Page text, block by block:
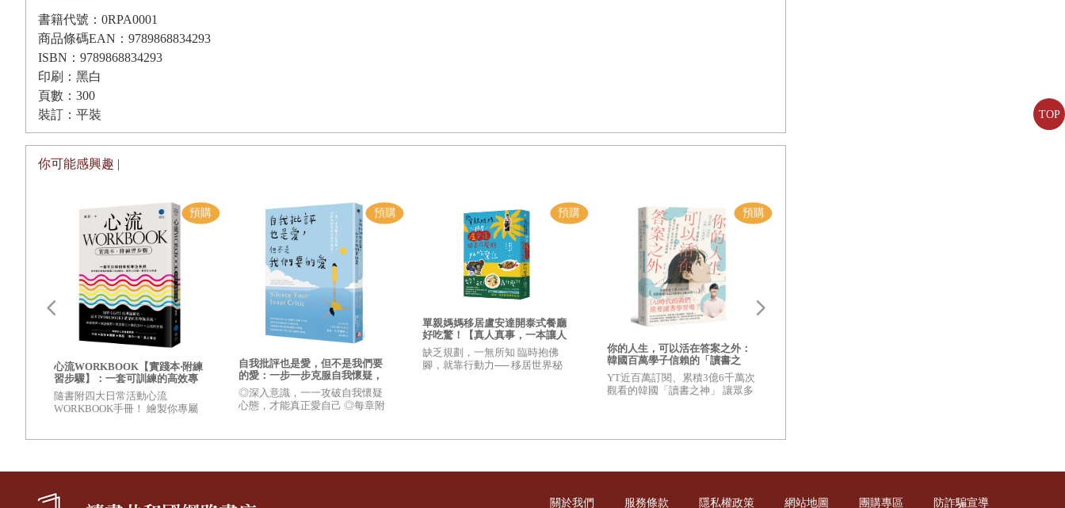
TOP
上，舊的願望正被新的取代。安逸和權力不再能激勵人們前進，就連那些生活在貧困裡的人們也是如此。新的目標是靈性的成長。一種新的意識正在千百萬人的內
在升起，我們認識到自己不僅僅是身體和思想、酶和分子，每一個人都不只是宇宙中暫時的存在體。
這種意識正在轉變人類的經驗。當這個過程發生時，去探索意識的每一個層面，並培養致力於對生命做出最大貢獻的決心，就會取代掩蓋痛苦情緒的願望。而
這有賴於情緒的覺察。
八年前我認識琳達不久後，她對我說：「親愛的，語言只是我的第二種交流方式」。到現在，我們已經共同完成了一本書。琳達的語言是親密關係，她擅長感受式
的交流――她對別人很敏感，能知道別人的感受，在情感的海洋裡她自信地暢遊。在我們的合作中，她的改變是開始了清晰的表達，而我的改變則是有了對情緒的
覺察。我們倆都努力在生活中創造出真實的力量――也就是將人格與靈魂調整為一致。
這就是我們寫這本書的背景。當琳達處於清晰的狀態時，她的表達非常有力，她的選詞很恰當，意思準確無誤，她的表達完美無瑕。而在我敏感時，情感會填滿
我的意識，我珍愛人們，能感受到他們的感受以及自己的感受，我熱愛生命。
如同我們一般，你們的內在也有各式各樣的才能――有些已經發展完善，另一些仍有待開發。琳達和我借重各自的特長共同創造了這本書，我負責文字，而琳達
則添加一些我沒有考慮到的新維度。
過去所有我寫的書都包含文字――單詞、句子、段落和章節，而這本書的內涵要豐富得多，它包含插圖、圖表和勵志短句。更重要的是，它還包含著創造真實
去觀察自己的情緒，還是需要承諾和努力的。
有些人可以很輕易地就把新練習納入他們的生活中。如果你屬於這種人，你能很快地從練習中吸收到很多益處。另一些人還未發展出對於新練習的堅持習慣，
書籍代號：0RPA0001
商品條碼EAN：9789868834293
ISBN：9789868834293
印刷：黑白
頁數：300
裝訂：平裝
你可能感興趣 |
心流WORKBOOK【實踐本‧附練
習步驟】：一套可訓練的高效專
注系統
隨書附四大日常活動心流
WORKBOOK手冊！ 繪製你專屬
自我批評也是愛，但不是我們要
的愛：一步一步克服自我懷疑，
接納你就是你的美好和信心
◎深入意識，一一攻破自我懷疑
心態，才能真正愛自己 ◎每章附
單親媽媽移居盧安達開泰式餐廳
好吃驚！【真人真事，一本讓人
重新思考「想過什麼樣的人生」
的勇氣之書】
缺乏規劃，一無所知 臨時抱佛
腳，就靠行動力── 移居世界秘
你的人生，可以活在答案之外：
韓國百萬學子信賴的「讀書之
神」寫給迷惘世代──如何用學習
打造人生選擇權
YT近百萬訂閱、累積3億6千萬次
觀看的韓國「讀書之神」 讓眾多
關於我們 服務條款 隱私權政策 網站地圖 團購專區 防詐騙宣導